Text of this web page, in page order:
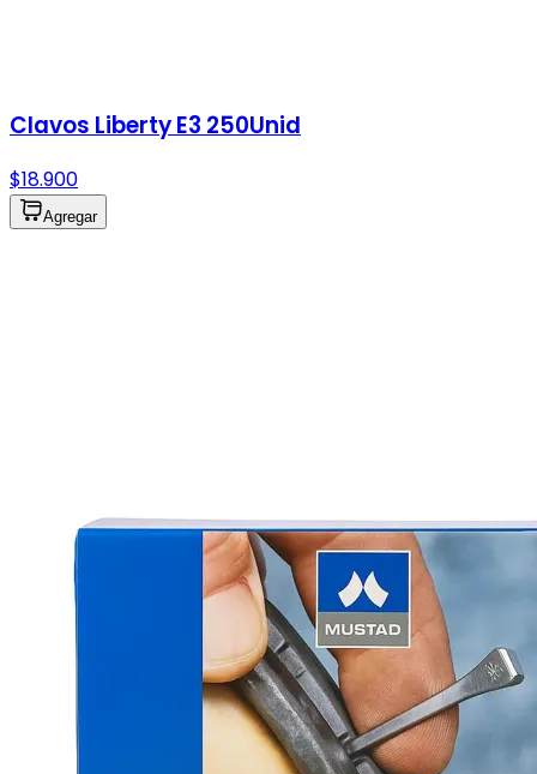
Clavos Liberty E3 250Unid
$18.900
Agregar